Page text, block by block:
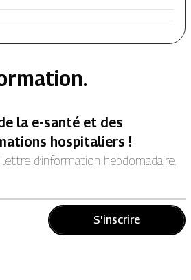
la e-santé et des
hospitaliers !
d’information hebdomadaire.
S'inscrire